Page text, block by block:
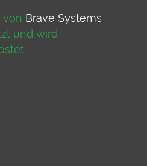
von Brave Systems
und wird